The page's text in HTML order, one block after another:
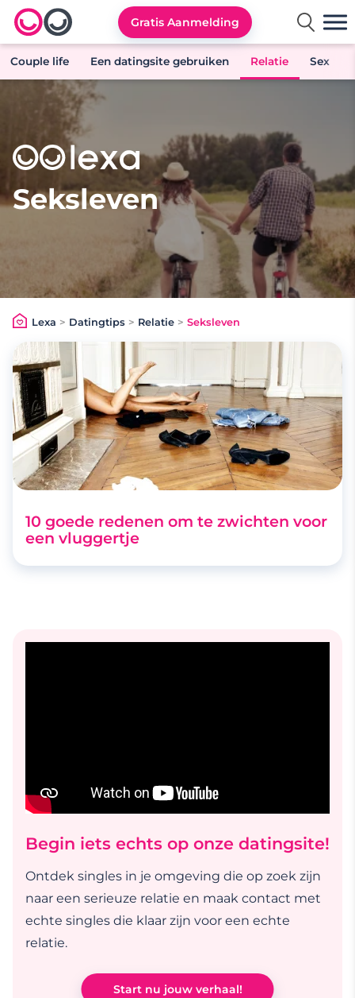
Lexa logo
Gratis Aanmelding
Couple life Een datingsite gebruiken Relatie Sex
Seksleven
Lexa > Datingtips > Relatie > Seksleven
10 goede redenen om te zwichten voor
een vluggertje
Begin iets echts op onze datingsite!
Ontdek singles in je omgeving die op zoek zijn
naar een serieuze relatie en maak contact met
echte singles die klaar zijn voor een echte
relatie.
Start nu jouw verhaal!